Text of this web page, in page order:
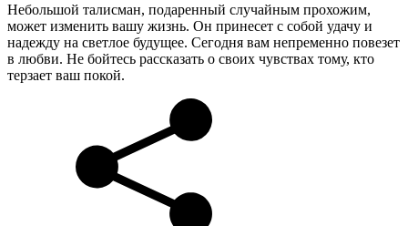
Небольшой талисман, подаренный случайным прохожим,
может изменить вашу жизнь. Он принесет с собой удачу и
надежду на светлое будущее. Сегодня вам непременно повезет
в любви. Не бойтесь рассказать о своих чувствах тому, кто
терзает ваш покой.